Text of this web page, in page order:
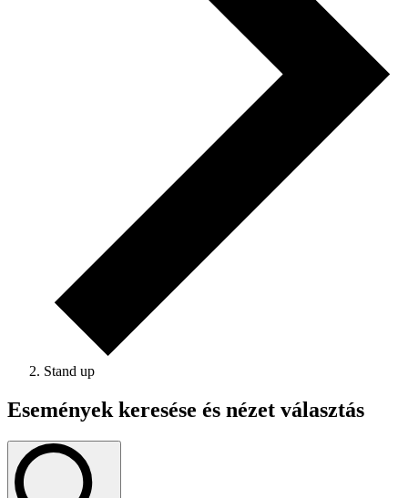
Stand up
Események keresése és nézet választás